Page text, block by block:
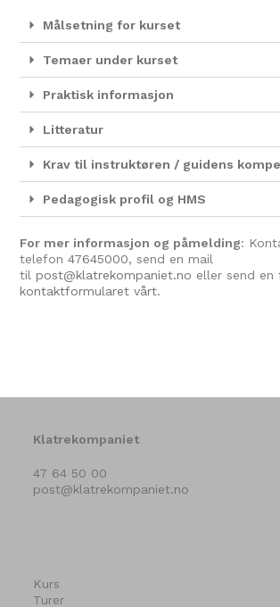
Målsetning for kurset
Temaer under kurset
Praktisk informasjon
Litteratur
Krav til instruktøren / guidens
Pedagogisk profil og HMS
For mer informasjon og påmelding:
telefon47645000, send en mail
til post@klatrekompaniet.no eller send en
kontaktformularet vårt.
Klatrekompaniet
47 64 50 00
post@klatrekompaniet.no
Kurs
Turer